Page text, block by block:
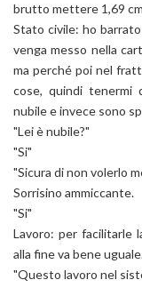
brutto mettere 1,69
Stato civile: ho
venga messo nella
ma perché poi nel
cose, quindi tenermi
nubile e invece sono
"Lei è nubile?"
"Si"
"Sicura di non volerlo
Sorrisino ammiccante.
"Si"
Lavoro: per facilitarle
alla fine va bene
"Questo lavoro nel